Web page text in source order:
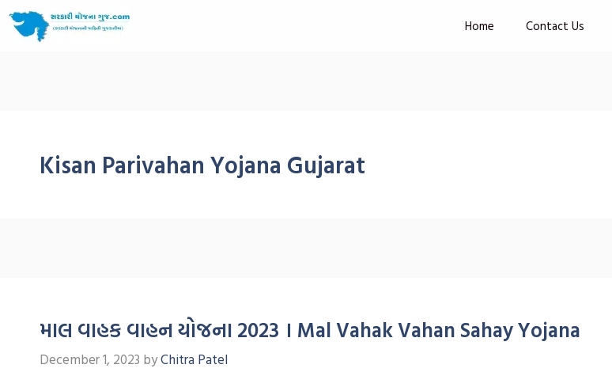
Home Contact Us
Kisan Parivahan Yojana Gujarat
માલ વાહક વાહન યોજના 2023 । Mal Vahak Vahan Sahay Yojana
December 1, 2023 byChitra Patel